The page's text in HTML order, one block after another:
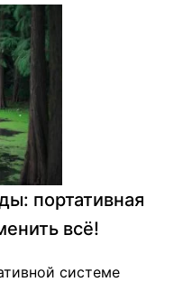
портативная
всё!
системе